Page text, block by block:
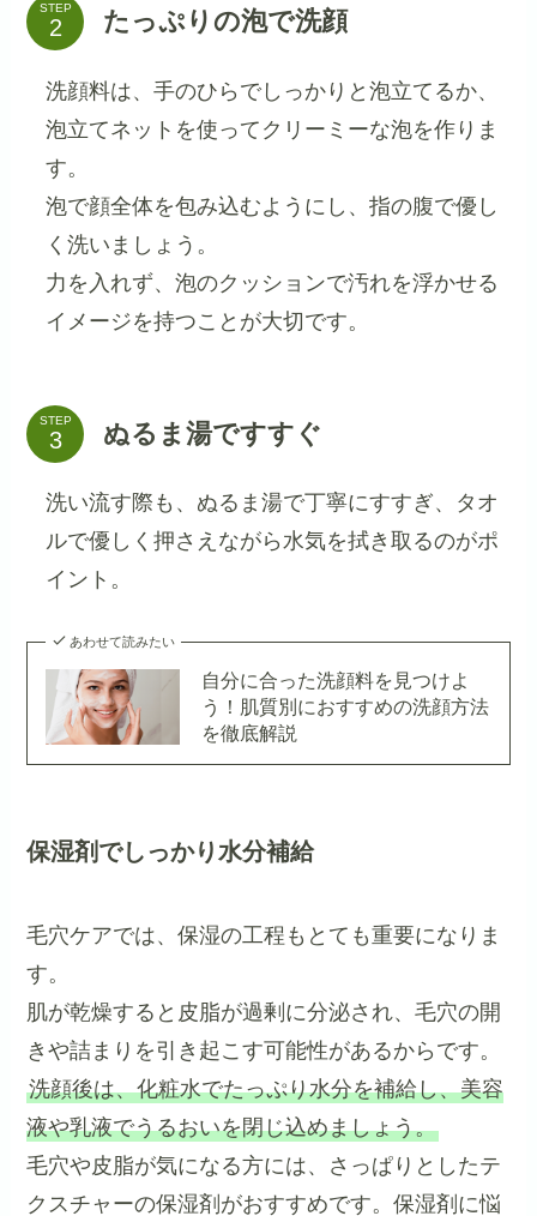
STEP たっぷりの泡で洗顔
洗顔料は、手のひらでしっかりと泡立てるか、
泡立てネットを使ってクリーミーな泡を作りま
す。
泡で顔全体を包み込むようにし、指の腹で優し
く洗いましょう。
力を入れず、泡のクッションで汚れを浮かせる
イメージを持つことが大切です。
STEP ぬるま湯ですすぐ
洗い流す際も、ぬるま湯で丁寧にすすぎ、タオ
ルで優しく押さえながら水気を拭き取るのがポ
イント。
あわせて読みたい
自分に合った洗顔料を見つけよ
う！肌質別におすすめの洗顔方法
を徹底解説
保湿剤でしっかり水分補給
毛穴ケアでは、保湿の工程もとても重要になりま
す。
肌が乾燥すると皮脂が過剰に分泌され、毛穴の開
きや詰まりを引き起こす可能性があるからです。
洗顔後は、化粧水でたっぷり水分を補給し、美容
液や乳液でうるおいを閉じ込めましょう。
毛穴や皮脂が気になる方には、さっぱりとしたテ
クスチャーの保湿剤がおすすめです。保湿剤に悩